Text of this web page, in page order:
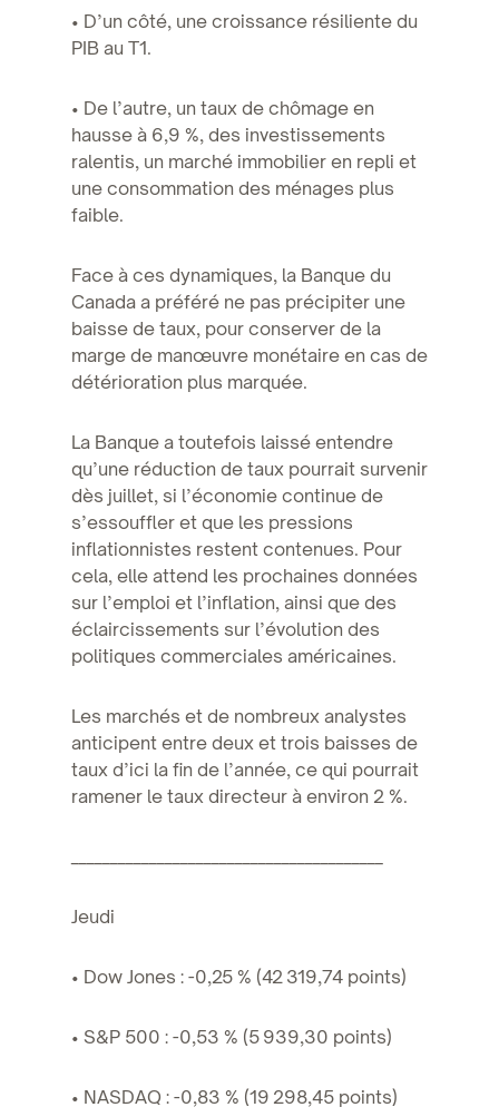
• D’un côté, une croissance résiliente du
PIB au T1.
• De l’autre, un taux de chômage en
hausse à 6,9 %, des investissements
ralentis, un marché immobilier en repli et
une consommation des ménages plus
faible.
Face à ces dynamiques, la Banque du
Canada a préféré ne pas précipiter une
baisse de taux, pour conserver de la
marge de manœuvre monétaire en cas de
détérioration plus marquée.
La Banque a toutefois laissé entendre
qu’une réduction de taux pourrait survenir
dès juillet, si l’économie continue de
s’essouffler et que les pressions
inflationnistes restent contenues. Pour
cela, elle attend les prochaines données
sur l’emploi et l’inflation, ainsi que des
éclaircissements sur l’évolution des
politiques commerciales américaines.
Les marchés et de nombreux analystes
anticipent entre deux et trois baisses de
taux d’ici la fin de l’année, ce qui pourrait
ramener le taux directeur à environ 2 %.
Jeudi
• Dow Jones : -0,25 % (42 319,74 points)
• S&P 500 : -0,53 % (5 939,30 points)
• NASDAQ : -0,83 % (19 298,45 points)